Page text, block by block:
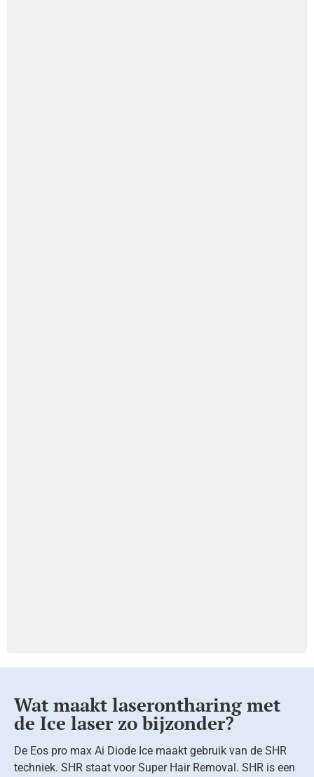
Wat maakt laserontharing met
de Ice laser zo bijzonder?
De Eos pro max Ai Diode Ice maakt gebruik van de SHR
techniek. SHR staat voor Super Hair Removal. SHR is een